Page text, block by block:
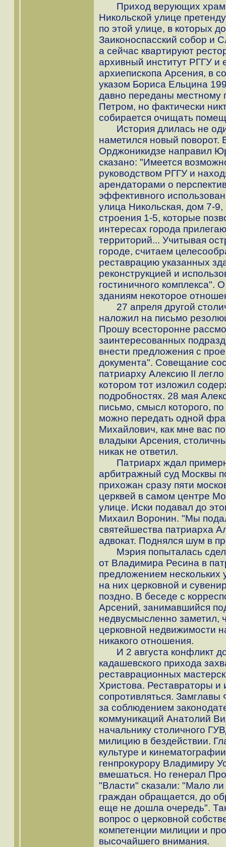
Приход верующих храма
Никольской улице
по этой улице, в которых
Заиконоспасский собор и
а сейчас квартируют
архивный институт РГГУ
архиепископа Арсения, в
указом Бориса Ельцина
давно переданы местному
Петром, но фактически
собирается очищать
История длилась не
наметился новый
Орджоникидзе направил
сказано: "Имеется
руководством РГГУ и
арендаторами о
эффективного
улица Никольская, дом 7-
строения 1-5, которые
интересах города
территорий... Учитывая
городе, считаем
реставрацию указанных
реконструкцией и
гостиничного комплекса".
зданиям некоторое
27 апреля другой
наложил на письмо
Прошу всесторонне
заинтересованных
внести предложения с
документа". Совещание
патриарху Алексию II
котором тот изложил
подробностях. 28 мая
письмо, смысл которого,
можно передать одной
Михайлович, как мне вас
владыки Арсения,
никак не ответил.
Патриарх ждал
арбитражный суд Москвы
прихожан сразу пяти
церквей в самом центре
улице. Иски подавал до
Михаил Воронин. "Мы
святейшества патриарха
адвокат. Поднялся шум в
Мэрия попыталась
от Владимира Ресина в
предложением нескольких
на них церковной и
поздно. В беседе с
Арсений, занимавшийся
недвусмысленно заметил,
церковной недвижимости
никакого отношения.
И 2 августа конфликт
кадашевского прихода
реставрационных
Христова. Реставраторы и
сопротивляться.
за соблюдением
коммуникаций Анатолий
начальнику столичного
милицию в бездействии.
культуре и
генпрокурору Владимиру
вмешаться. Но генерал
"Власти" сказали: "Мало
граждан обращается, до
еще не дошла очередь".
вопрос о церковной
компетенции милиции и
высочайшего внимания.